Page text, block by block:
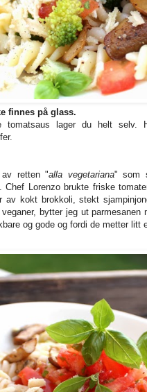
finnes på glass.
tomatsaus lager du helt
av retten "alla vegetariana" som
Chef Lorenzo brukte friske
av kokt brokkoli, stekt
bytter jeg ut
og gode og fordi de metter litt